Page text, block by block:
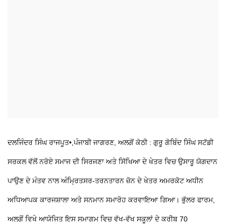
ਦਲਜਿੰਦਰ ਸਿੰਘ ਰਾਜਪੂਤ•,ਪੰਜਾਬੀ ਜਾਗਰਣ, ਅਲਗੋਂ ਕੋਠੀ : ਗੁਰੂ ਗੋਬਿੰਦ ਸਿੰਘ ਸਟੱਡੀ
ਸਰਕਲ ਵੱਲੋਂ ਨਰੋਏ ਸਮਾਜ ਦੀ ਸਿਰਜਣਾ ਅਤੇ ਸਿੱਖਿਆ ਦੇ ਖੇਤਰ ਵਿਚ ਉਸਾਰੂ ਯੋਗਦਾਨ
ਪਾਉਣ ਦੇ ਮੰਤਵ ਨਾਲ ਅੰਮ੍ਰਿਤਸਰ-ਤਰਨਤਾਰਨ ਜ਼ੋਨ ਦੇ ਖੇਤਰ ਅਮਰਕੋਟ ਅਧੀਨ
ਅਧਿਆਪਕ ਕਾਰਜਸ਼ਾਲਾ ਅਤੇ ਸਨਮਾਨ ਸਮਾਰੋਹ ਕਰਵਾਇਆ ਗਿਆ। ਭੁੱਲਰ ਫਾਰਮ,
ਅਲਗੋਂ ਵਿਖੇ ਆਯੋਜਿਤ ਇਸ ਸਮਾਗਮ ਵਿਚ ਵੱਖ-ਵੱਖ ਸਕੂਲਾਂ ਦੇ ਕਰੀਬ 70